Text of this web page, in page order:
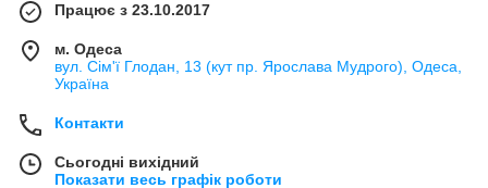
Працює з 23.10.2017
м. Одеса
вул. Сім'ї Глодан, 13 (кут пр. Ярослава Мудрого), Одеса,
Україна
Контакти
Сьогодні вихідний
Показати весь графік роботи